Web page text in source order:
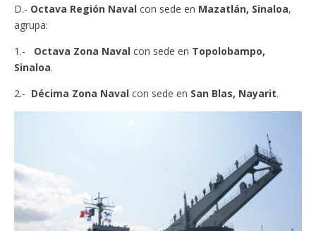
D.- Octava Región Naval con sede en Mazatlán, Sinaloa,
agrupa:
1.- Octava Zona Naval con sede en Topolobampo,
Sinaloa.
2.- Décima Zona Naval con sede en San Blas, Nayarit.